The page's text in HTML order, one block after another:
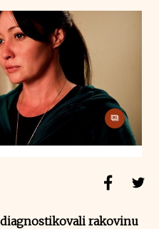
rakovinu